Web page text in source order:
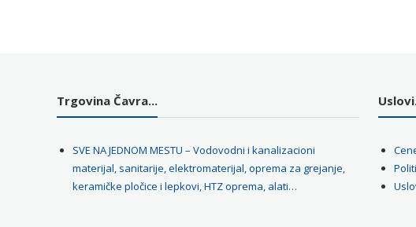
Trgovina Čavra...
SVE NA JEDNOM MESTU – Vodovodni i kanalizacioni
materijal, sanitarije, elektromaterijal, oprema za grejanje,
keramičke pločice i lepkovi, HTZ oprema, alati…